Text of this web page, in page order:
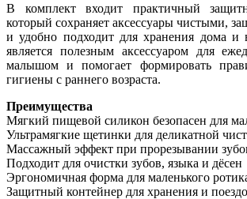
В комплект входит практичный
который сохраняет аксессуары чистыми,
и удобно подходит для хранения дома и
является полезным аксессуаром для
малышом и помогает формировать
гигиены с раннего возраста.
Преимущества
Мягкий пищевой силикон безопасен для
Ультрамягкие щетинки для деликатной
Массажный эффект при прорезывании
Подходит для очистки зубов, языка и дёсен
Эргономичная форма для маленького
Защитный контейнер для хранения и